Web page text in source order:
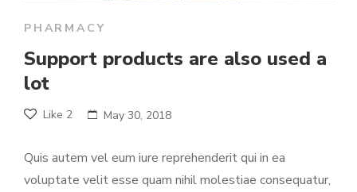
PHARMACY
Support products are also used a
lot
Like 2 May 30, 2018
Quis autem vel eum iure reprehenderit qui in ea
voluptate velit esse quam nihil molestiae consequatur,